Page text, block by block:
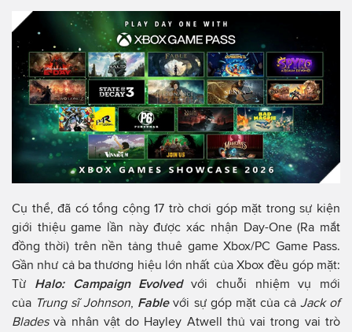
Cụ thể, đã có tổng cộng 17 trò chơi góp mặt trong sự kiện
giới thiệu game lần này được xác nhận Day-One (Ra mắt
đồng thời) trên nền tảng thuê game Xbox/PC Game Pass.
Gần như cả ba thương hiệu lớn nhất của Xbox đều góp mặt:
Từ Halo: Campaign Evolvedvới chuỗi nhiệm vụ mới
của Trung sĩ Johnson Fablevới sự góp mặt của cả Jack of
Bladesvà nhân vật do Hayley Atwell thủ vai trong vai trò